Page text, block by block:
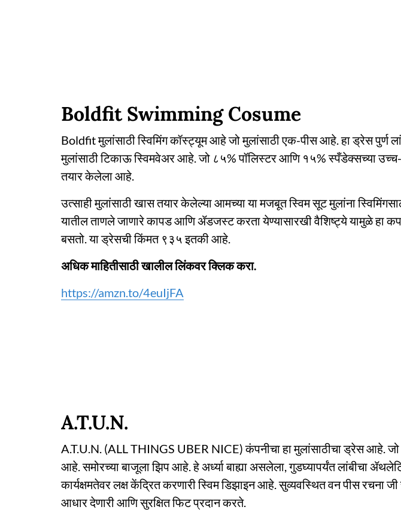
Boldfit Swimming Cosume
Boldfit मुलांसाठी स्विमिंग कॉस्ट्यूम आहे जो मुलांसाठी एक-पीस आहे. हा ड्रेस पुर्ण
मुलांसाठी टिकाऊ स्विमवेअर आहे. जो ८५% पॉलिस्टर आणि १५% स्पँडेक्सच्या उच्च-
तयार केलेला आहे.
उत्साही मुलांसाठी खास तयार केलेल्या आमच्या या मजबूत स्विम सूट मुलांना
यातील ताणले जाणारे कापड आणि ॲडजस्ट करता येण्यासारखी वैशिष्ट्ये यामुळे हा
बसतो. या ड्रेसची किंमत ९३५ इतकी आहे.
अधिक माहितीसाठी खालील लिंकवर क्लिक करा.
https://amzn.to/4euIjFA
A.T.U.N.
A.T.U.N. (ALL THINGS UBER NICE) कंपनीचा हा मुलांसाठीचा ड्रेस आहे. जो
आहे. समोरच्या बाजूला झिप आहे. हे अर्ध्या बाह्या असलेला, गुडघ्यापर्यंत लांबीचा
कार्यक्षमतेवर लक्ष केंद्रित करणारी स्विम डिझाइन आहे. सुव्यवस्थित वन पीस रचना जी
आधार देणारी आणि सुरक्षित फिट प्रदान करते.